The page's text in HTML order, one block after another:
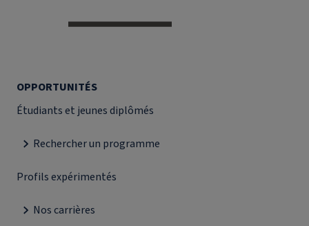
OPPORTUNITÉS
Étudiants et jeunes diplômés
Rechercher un programme
Profils expérimentés
Nos carrières